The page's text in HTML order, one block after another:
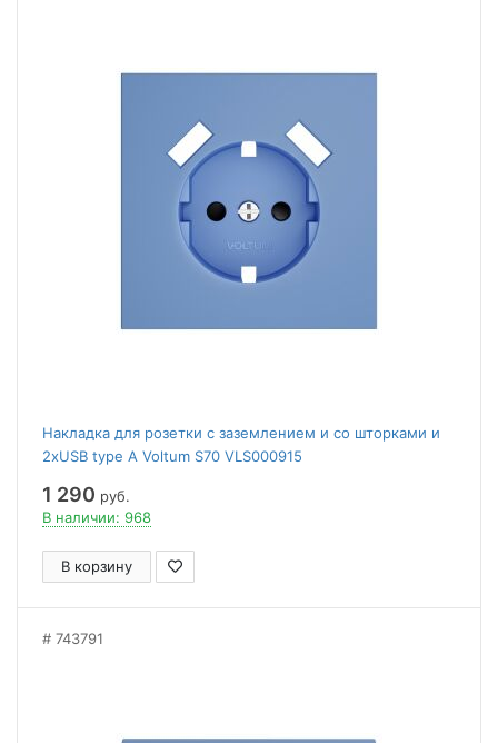
Накладка для розетки с заземлением и со шторками и
2хUSB type A Voltum S70 VLS000915
1 290 руб.
В наличии: 968
В корзину
743791